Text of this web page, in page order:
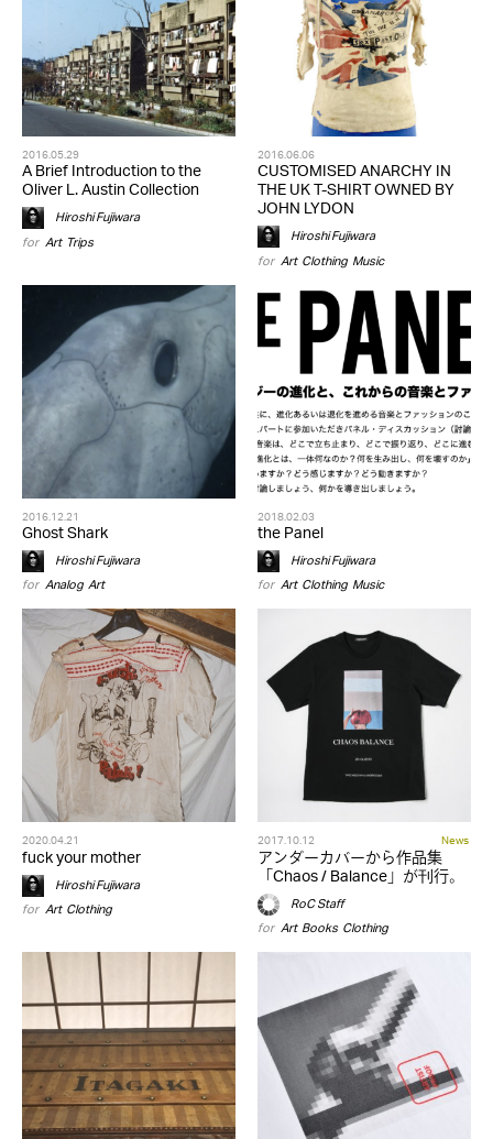
2016.05.29
A Brief Introduction to the
Oliver L. Austin Collection
Hiroshi Fujiwara
for Art, Trips
2016.06.06
CUSTOMISED ANARCHY IN
THE UK T-SHIRT OWNED BY
JOHN LYDON
Hiroshi Fujiwara
for Art,Clothing,Music
2016.12.21
Ghost Shark
Hiroshi Fujiwara
for Analog,Art
2018.02.03
the Panel
Hiroshi Fujiwara
for Art,Clothing,Music
2020.04.21
fuck your mother
Hiroshi Fujiwara
for Art,Clothing
2017.10.12 News
アンダーカバーから作品集
「Chaos / Balance」が刊行。
RoC Staff
for Art,Books,Clothing